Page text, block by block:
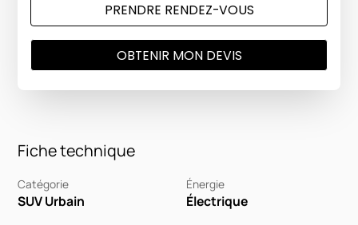
Fiche technique
Catégorie
SUV Urbain
Énergie
Électrique
PRENDRE RENDEZ-VOUS
OBTENIR MON DEVIS